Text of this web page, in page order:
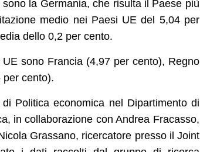
la Germania, che risulta il Paese più
medio nei Paesi UE del 5,04 per
dello 0,2 per cento.
sono Francia (4,97 per cento), Regno
per cento).
Politica economica nel Dipartimento di
in collaborazione con Andrea Fracasso,
Grassano, ricercatore presso il Joint